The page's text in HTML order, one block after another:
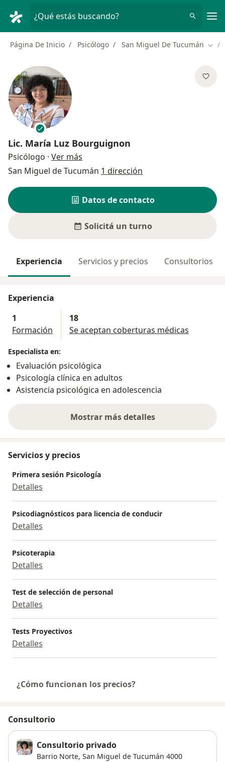
¿Qué estás buscando?
Página De Inicio Psicólogo San Miguel De Tucumán
Lic. María Luz Bourguignon
Psicólogo · Ver más
San Miguel de Tucumán 1 dirección
Datos de contacto
Solicitá un turno
Experiencia Servicios y precios Consultorios
Experiencia
1
Formación
18
Se aceptan coberturas médicas
Especialista en:
Evaluación psicológica
Psicología clínica en adultos
Asistencia psicológica en adolescencia
Mostrar más detalles
sobre la experiencia
Servicios y precios
Primera sesión Psicología
Detalles
Psicodiagnósticos para licencia de conducir
Detalles
Psicoterapia
Detalles
Test de selección de personal
Detalles
Tests Proyectivos
Detalles
¿Cómo funcionan los precios?
Consultorio
Consultorio privado
Barrio Norte, San Miguel de Tucumán 4000